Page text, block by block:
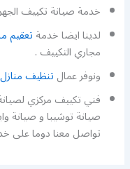
خدمة صيانة تكييف الجهراء متوفرة ٢٤ ساعة
لدينا ايضا خدمةتعقيم
مجاري التكييف .
ونوفر عمالتنظيف منازل
فني تكييف مركزي
صيانة توشيبا و صيانة
تواصل معنا دوما على